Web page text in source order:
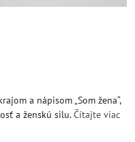
a nápisom „Som žena“,
a ženskú silu.Čítajte viac